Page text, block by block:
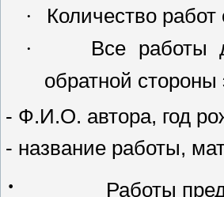
· Количество работ
·
Все работы
обратной
- Ф.И.О. автора, год
- название работы,
· Работы